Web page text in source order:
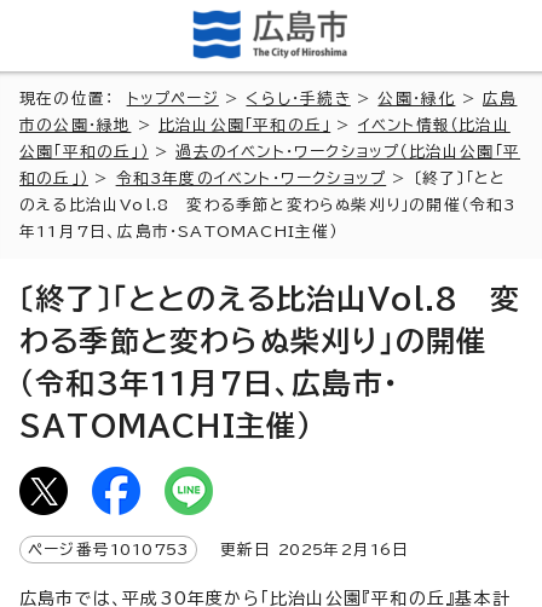
現在の位置： トップページ > くらし・手続き >公園・緑化 >広島
市の公園・緑地
> 比治山公園「平和の丘」 > イベント情報（比治山
公園「平和の丘」）
>過去のイベント・ワークショップ（比治山公園「平
和の丘」）
> 令和3年度のイベント・ワークショップ > 〔終了〕「とと
のえる比治山Vol.8 変わる季節と変わらぬ柴刈り」の開催（令和3
年11月7日、広島市・SATOMACHI主催）
〔終了〕「ととのえる比治山Vol.8 変
わる季節と変わらぬ柴刈り」の開催
（令和3年11月7日、広島市・
SATOMACHI主催）
ページ番号 1010753 更新日 2025年2月 16 日
広島市では、平成30年度から「比治山公園『平和の丘』基本計